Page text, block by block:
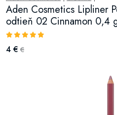
Aden Cosmetics Lipliner
odtieň 02 Cinnamon 0,4
4 € €